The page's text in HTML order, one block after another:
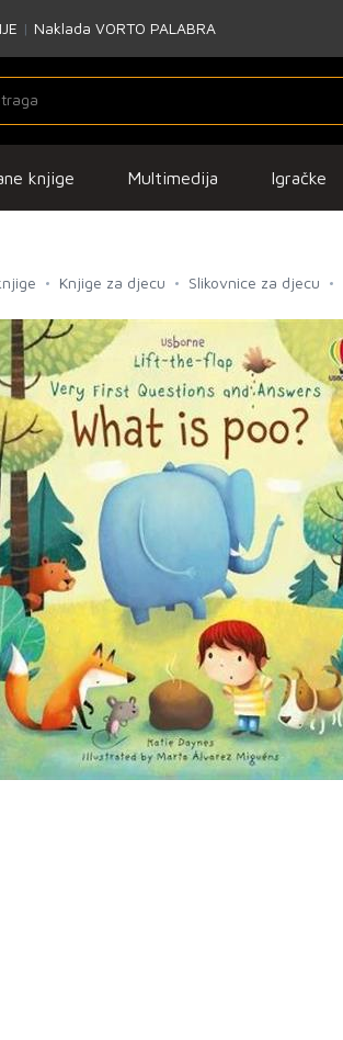
| Naklada VORTO PALABRA
knjige Multimedija Igračke
Knjige za djecu Slikovnice za djecu